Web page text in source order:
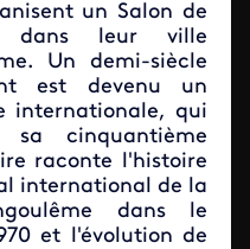
un Salon de
dans leur ville
Un demi-siècle
est devenu un
internationale, qui
sa cinquantième
raconte l'histoire
international de la
dans le
et l'évolution de